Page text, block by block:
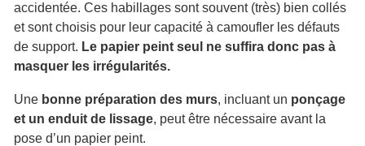
accidentée. Ces habillages sont souvent (très) bien collés
et sont choisis pour leur capacité à camoufler les défauts
de support. Le papier peint seul ne suffira donc pas à
masquer les irrégularités.
Une bonne préparation des murs, incluant un ponçage
et un enduit de lissage, peut être nécessaire avant la
pose d’un papier peint.